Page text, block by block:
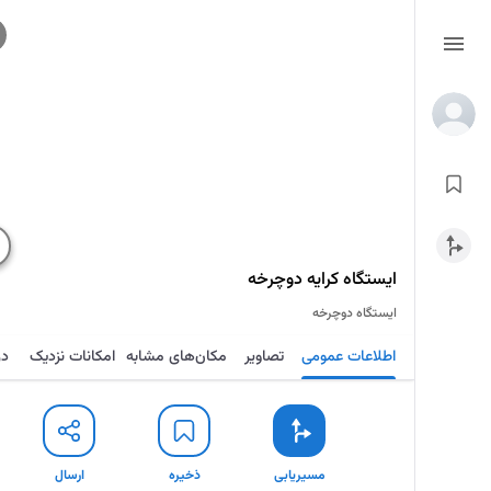
ایستگاه کرایه دوچرخه
ایستگاه دوچرخه
اطلاعات عمومی تصاویر مکان‌های مشابه امکانات نزدیک
مسیریابی ذخیره ارسال